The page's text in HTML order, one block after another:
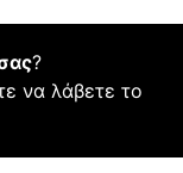
?
να λάβετε το